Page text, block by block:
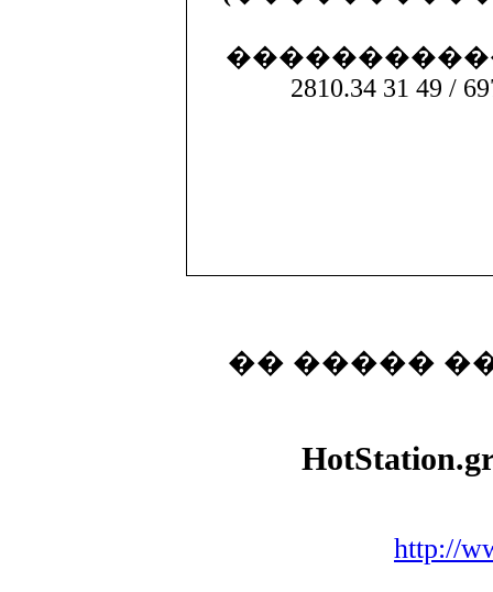
2810.34 31 49 /
�� �����
http://